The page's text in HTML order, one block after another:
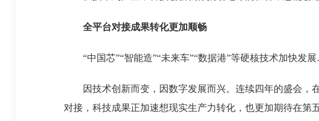
全平台对接成果转化更加顺畅
“中国芯”“智能造”“未来车”“数据港”等硬核技术加快发
因技术创新而变，因数字发展而兴。连续四年的盛会，
对接，科技成果正加速想现实生产力转化，也更加期待在